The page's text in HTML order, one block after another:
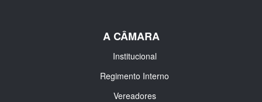
A CÂMARA
Institucional
Regimento Interno
Vereadores